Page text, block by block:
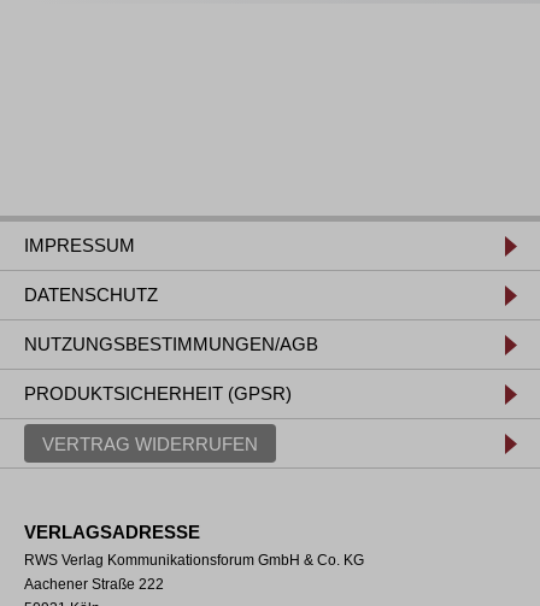
IMPRESSUM
DATENSCHUTZ
NUTZUNGSBESTIMMUNGEN/AGB
PRODUKTSICHERHEIT (GPSR)
VERTRAG WIDERRUFEN
VERLAGSADRESSE
RWS Verlag Kommunikationsforum GmbH & Co. KG
Aachener Straße 222